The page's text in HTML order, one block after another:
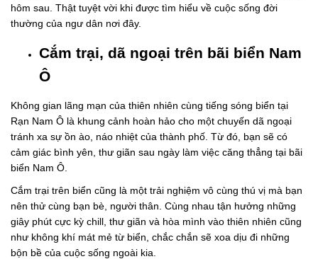
hôm sau. Thật tuyệt vời khi được tìm hiểu về cuộc sống đời
thường của ngư dân nơi đây.
Cắm trại, dã ngoại trên bãi biển Nam
Ô
Không gian lãng mạn của thiên nhiên cùng tiếng sóng biển tại
Rạn Nam Ô là khung cảnh hoàn hảo cho một chuyến dã ngoại
tránh xa sự ồn ào, náo nhiệt của thành phố. Từ đó, bạn sẽ có
cảm giác bình yên, thư giãn sau ngày làm việc căng thẳng tại bãi
biển Nam Ô.
Cắm trại trên biển cũng là một trải nghiệm vô cùng thú vị mà bạn
nên thử cùng bạn bè, người thân. Cùng nhau tận hưởng những
giây phút cực kỳ chill, thư giãn và hòa mình vào thiên nhiên cũng
như không khí mát mẻ từ biển, chắc chắn sẽ xoa dịu đi những
bộn bề của cuộc sống ngoài kia.